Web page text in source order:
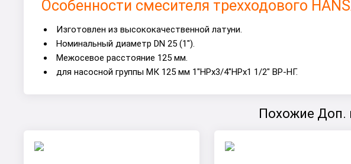
Особенности смесителя трехходового
Изготовлен из высококачественной латуни.
Номинальный диаметр DN 25 (1").
Межосевое расстояние 125 мм.
для насосной группы МК 125 мм 1"НРх3/4"НРх1 1/2" ВР-НГ.
Похожие Доп.